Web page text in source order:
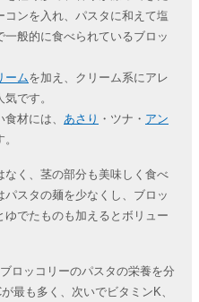
ンを入れ、パスタに和えて塩
般的に食べられているブロッ
ームを加え、クリーム系にアレ
です。
材には、 あさり ・ツナ・ アン
く、茎の部分も美味しく食べ
スタの麺を少なくし、ブロッ
でたものも加えるとボリュー
ロッコリーのパスタの栄養を分
最も多く、次いでビタミンK、